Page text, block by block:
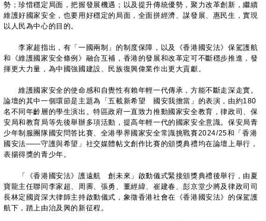
勢；珍惜穩定局面，把握發展機遇；以及提升傳統優勢，聚力改革創新，繼續
維護好國家安全，也要用好穩定的局面，全面拼經濟、謀發展、惠民生，實現
以人民為中心的目的。
李家超指出，有「一國兩制」的制度保障，以及《香港國安法》保駕護航
和《維護國家安全條例》融合互補，香港的發展和改革定可不斷穩步推進，發
揮更大力量，為中國強國建設、民族復興偉業作出更大貢獻。
維護國家安全的使命感和自覺性有賴年輕一代傳承，方能不斷走深走實。
論壇的其中一個環節是主題為「五載新希望 國安我擔當」的表演，由約180
名不同年齡層的學生演出。特區政府一直致力推動國家安全教育，律政司、保
安局和教育局等先後舉辦多項活動，提高年輕一代的國家安全意識。保安局青
少年制服團隊國安問答比賽、全港學界國家安全常識挑戰賽2024/25和「香港
國安法——守護與希望」社交媒體帖文創作比賽的頒獎典禮均在論壇上舉行，
表揚得獎的青少年。
「《香港國安法》護遠航 創未來」啟動儀式緊接頒獎典禮後舉行，由夏
寶龍主任聯同李家超、周霽、張勇、董經緯、崔建春、彭京堂少將及律政司司
長林定國資深大律師主持啟動儀式，象徵香港社會在《香港國安法》的保駕護
航下，踏上由治及興的新征程。